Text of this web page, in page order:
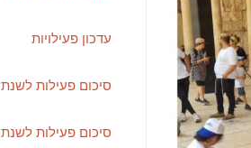
עדכון פעילויות
סיכום פעילות לשנת 2014
סיכום פעילות לשנת 2013